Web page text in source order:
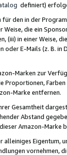
definiert)
den in der
die ein
(iii) in einer Weise,
E-Mails (z. B. in
Marken zur
Proportionen,
Marke entfernen.
Gesamtheit
Abstand
Amazon-Marke
alleiniges
vornehmen,